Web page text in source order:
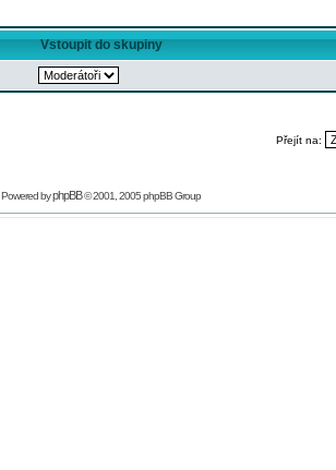
Vstoupit do skupiny
Přejít na:
Powered byphpBB© 2001, 2005 phpBB Group